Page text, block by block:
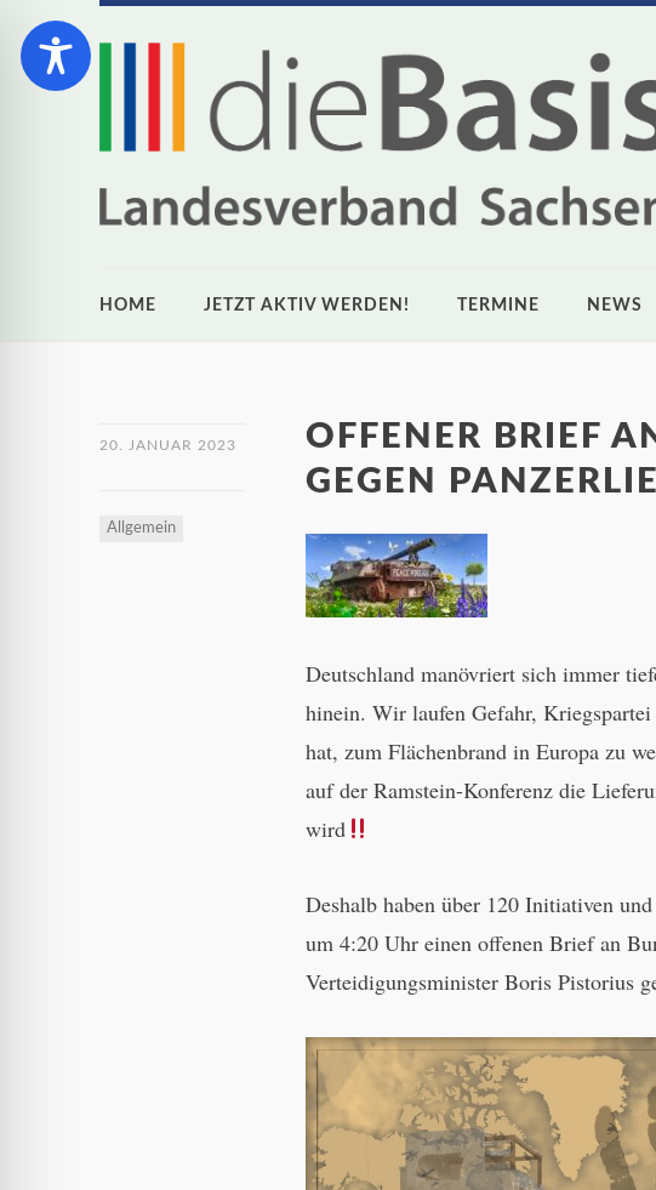
HOME JETZT AKTIV WERDEN! TERMINE NEWS
20. JANUAR 2023
Allgemein
OFFENER BRIEF
GEGEN
Deutschland manövriert sich immer
hinein. Wir laufen Gefahr,
hat, zum Flächenbrand in Europa zu
auf der Ramstein-Konferenz die
wird
Deshalb haben über 120 Initiativen
um 4:20 Uhr einen offenen Brief an
Verteidigungsminister Boris Pistorius